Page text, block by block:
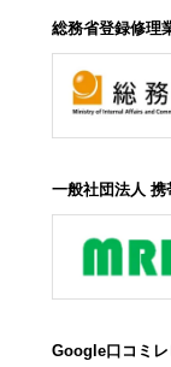
総務省登録修理
一般社団法人 携
Google口コミ